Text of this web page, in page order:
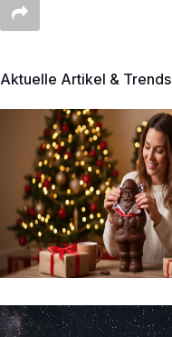
Aktuelle Artikel & Trends